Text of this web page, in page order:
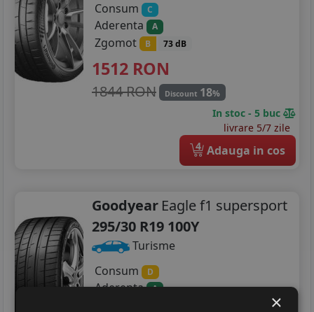
Consum
C
Aderenta A
Zgomot B 73 dB
1512 RON
1844 RON Discount 18%
In stoc - 5 buc
livrare 5/7 zile
4 Adauga in cos
Goodyear Eagle f1 supersport
295/30 R19 100Y
Turisme
Consum
D
Aderenta A
×